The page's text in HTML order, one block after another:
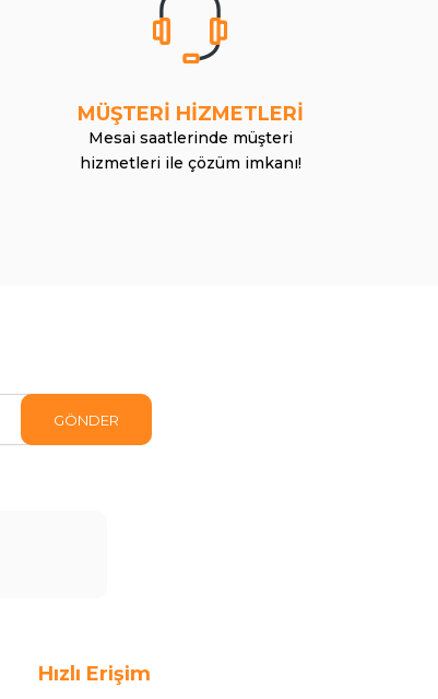
MÜŞTERİ HİZMETLERİ
Mesai saatlerinde müşteri
hizmetleri ile çözüm imkanı!
GÖNDER
Hızlı Erişim